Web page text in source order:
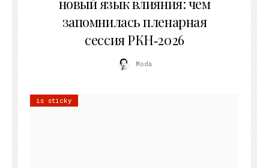
новый язык влияния: чем
запомнилась пленарная
сессия РКН‑2026
Moda
is sticky